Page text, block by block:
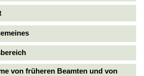
von früheren Beamten und von